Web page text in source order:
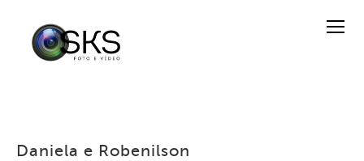
Daniela e Robenilson